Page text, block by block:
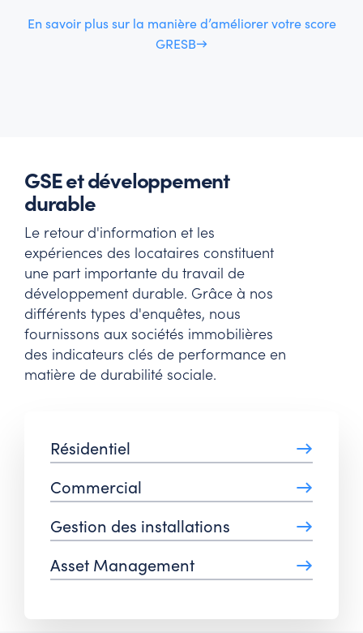
En savoir plus sur la manière d’améliorer votre score
GRESB→
GSE et développement
durable
Le retour d'information et les
expériences des locataires constituent
une part importante du travail de
développement durable. Grâce à nos
différents types d'enquêtes, nous
fournissons aux sociétés immobilières
des indicateurs clés de performance en
matière de durabilité sociale.
Résidentiel →
Commercial →
Gestion des installations →
Asset Management →